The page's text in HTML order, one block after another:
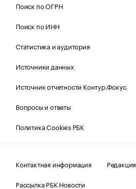
Поиск по ОГРН
Поиск по ИНН
Статистика и аудитория
Источники данных
Источник отчетности Контур.Фокус
Вопросы и ответы
Политика Cookies РБК
Контактная информация
Редакция
Рассылка РБК Новости